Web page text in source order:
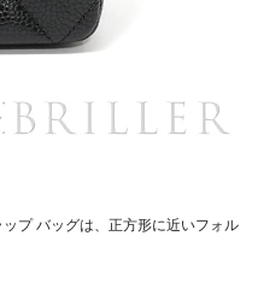
プ バッグは、正方形に近いフォル